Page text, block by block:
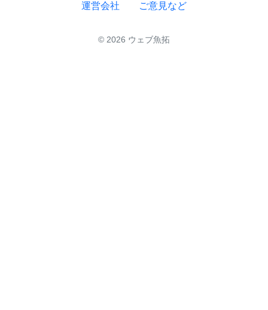
運営会社 ご意見など
© 2026 ウェブ魚拓